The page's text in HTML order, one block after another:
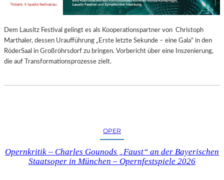
A
U
S
S
T
R
I
Dem Lausitz Festival gelingt es als Kooperationspartner von Christoph
Marthaler, dessen Uraufführung „Erste letzte Sekunde – eine Gala“ in den
RöderSaal in Großröhrsdorf zu bringen. Vorbericht über eine Inszenierung,
die auf Transformationsprozesse zielt.
OPER
Opernkritik – Charles Gounods „Faust“ an der Bayerischen
Staatsoper in München – Opernfestspiele 2026